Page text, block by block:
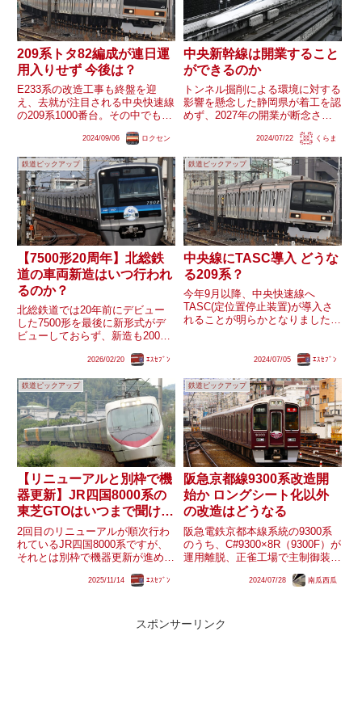
209系トタ82編成が連日運
用入りせず 今後は？
E233系の改造工事も終盤を迎
え、去就が注目される中央快速線
の209系1000番台。その中でもト
に入っていません。E233系で間
性も考えられますが、果たして
209系が定期運用か...
2024/09/06 ロクセン
中央新幹線は開業すること
ができるのか
トンネル掘削による環境に対する
影響を懸念した静岡県が着工を認
めず、2027年の開業が断念され
間。静岡県内以外では岐阜県瑞浪
よる井戸等の水位低下が観測され
たことから工事を中断していま...
2024/07/22 くらま
鉄道ピックアップ
【7500形20周年】北総鉄
道の車両新造はいつ行われ
るのか？
北総鉄道では20年前にデビュー
した7500形を最後に新形式がデ
ビューしておらず、新造も2007
ていません。2007年の7000形引
よる入れ替わりが行われた車両は
全て京成電鉄からの...
2026/02/20 ｴｽｾﾌﾞﾝ
鉄道ピックアップ
中央線にTASC導入 どうな
る209系？
今年9月以降、中央快速線へ
TASC(定位置停止装置)が導入さ
れることが明らかとなりました。
われますが、E233系がその対応
れている209系1000番台...
2024/07/05 ｴｽｾﾌﾞﾝ
鉄道ピックアップ
【リニューアルと別枠で機
器更新】JR四国8000系の
東芝GTOはいつまで聞ける
のか？
2回目のリニューアルが順次行わ
れているJR四国8000系ですが、
それとは別枠で機器更新が進めら
L1編成・L4編成・S3編成が2次リ
2025/11/14 ｴｽｾﾌﾞﾝ
鉄道ピックアップ
阪急京都線9300系改造開
始か ロングシート化以外
の改造はどうなる
阪急電鉄京都本線系統の9300系
のうち、C#9300×8R（9300F）が
運用離脱、正雀工場で主制御装置
た床下機器の取り外しと見られる
置き換わり、...
2024/07/28 南瓜西瓜
スポンサーリンク